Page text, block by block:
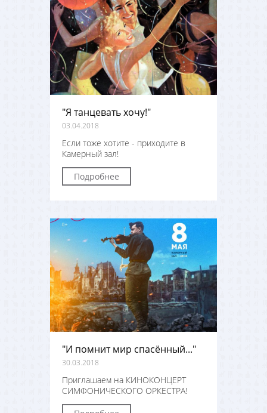
"Я танцевать хочу!"
03.04.2018
Если тоже хотите - приходите в
Камерный зал!
Подробнее
"И помнит мир спасённый..."
30.03.2018
Приглашаем на КИНОКОНЦЕРТ
СИМФОНИЧЕСКОГО ОРКЕСТРА!